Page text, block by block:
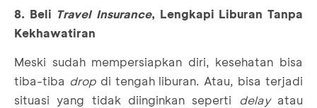
8. Beli Travel Insurance, Lengkapi Liburan Tanpa
Kekhawatiran
Meski sudah mempersiapkan diri, kesehatan bisa
tiba-tiba dropdi tengah liburan. Atau, bisa terjadi
situasi yang tidak diinginkan seperti
delayatau